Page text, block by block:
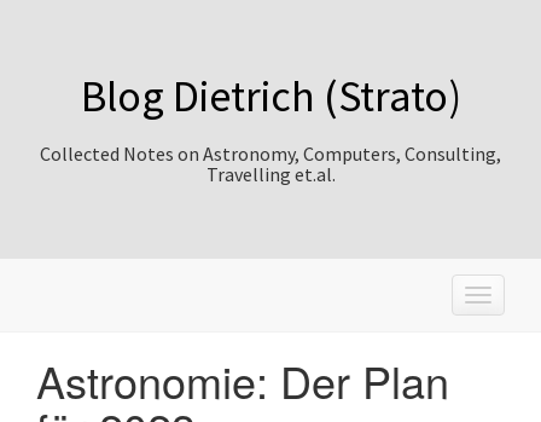
Blog Dietrich (Strato)
Collected Notes on Astronomy, Computers, Consulting,
Travelling et.al.
T
o
Astronomie: Der Plan